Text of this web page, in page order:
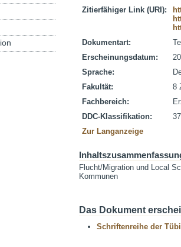
Zitierfähiger Link (URI):
Dokumentart:
Erscheinungsdatum:
Sprache:
Fakultät:
8
Fachbereich:
DDC-Klassifikation:
Zur Langanzeige
Flucht/Migration und Local
Kommunen
Das Dokument
Schriftenreihe der